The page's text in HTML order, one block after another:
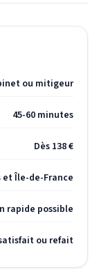
ou mitigeur
45-60 minutes
Dès 138 €
et Île-de-France
rapide possible
ou refait